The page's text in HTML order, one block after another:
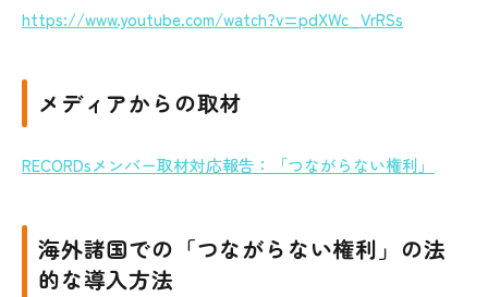
https://www.youtube.com/watch?v=pdXWc_VrRSs
メディアからの取材
RECORDsメンバー取材対応報告：「つながらない権利」
海外諸国での「つながらない権利」の法
的な導入方法